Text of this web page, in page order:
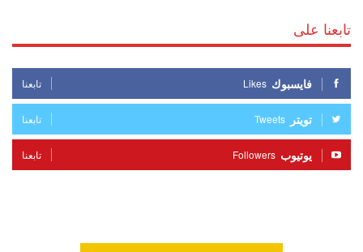
تابعنا على
فايسبوك Likes تابعنا
تويتر Tweets تابعنا
يوتيوب Followers تابعنا